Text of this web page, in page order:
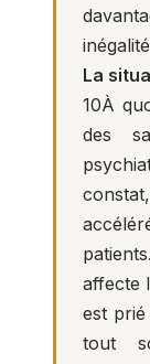
La
10À
des
affecte
est prié
tout